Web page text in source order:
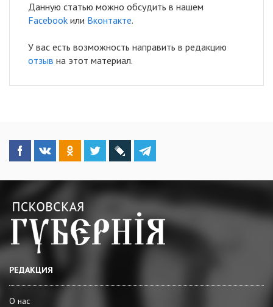
Данную статью можно обсудить в нашем
Facebook или Вконтакте.
У вас есть возможность направить в редакцию
отзыв на этот материал.
РЕДАКЦИЯ
О нас